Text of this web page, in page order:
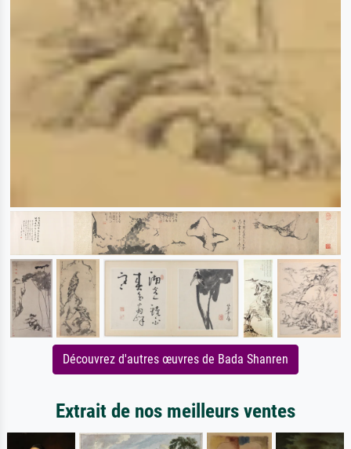
Découvrez d'autres œuvres de Bada Shanren
Extrait de nos meilleurs ventes